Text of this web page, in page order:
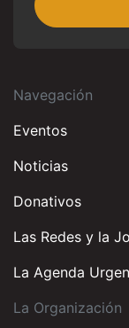
Navegación
Eventos
Noticias
Donativos
Las Redes y la
La Agenda
La Organización